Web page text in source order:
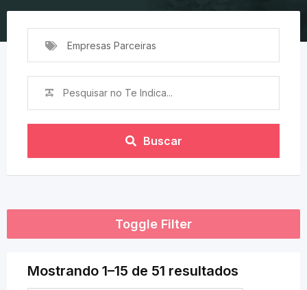
Empresas Parceiras
Buscar
Toggle Filter
Mostrando 1–15 de 51 resultados